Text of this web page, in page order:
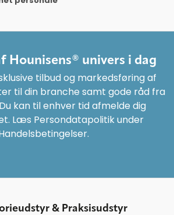
Hounisens® univers i dag
tilbud og markedsføring af
til din branche samt gode råd fra
kan til enhver tid afmelde dig
Læs Persondatapolitik under
& Praksisudstyr